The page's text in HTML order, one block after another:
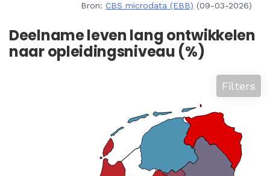
Bron: CBS microdata (EBB) (09-03-2026)
Deelname leven lang ontwikkelen
naar opleidingsniveau (%)
Filters